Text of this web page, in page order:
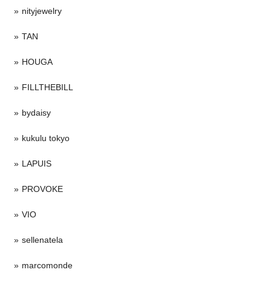
nityjewelry
TAN
HOUGA
FILLTHEBILL
bydaisy
kukulu tokyo
LAPUIS
PROVOKE
VIO
sellenatela
marcomonde